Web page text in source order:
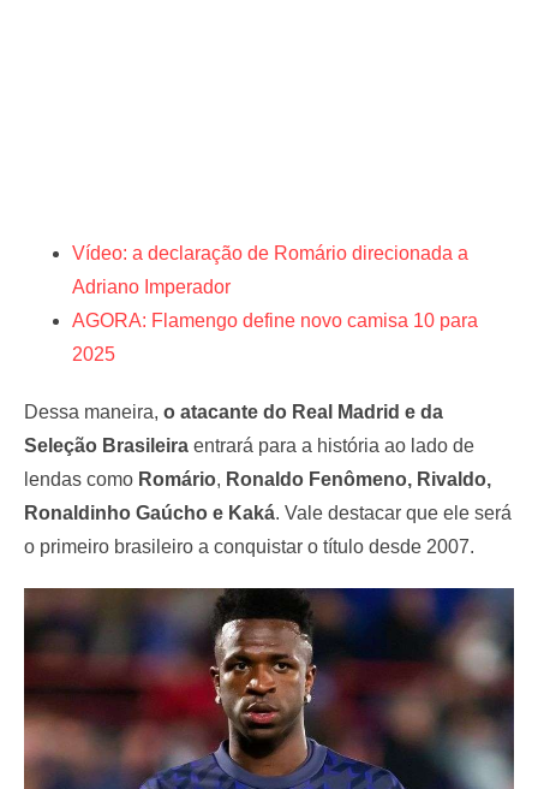
Vídeo: a declaração de Romário direcionada a
Adriano Imperador
AGORA: Flamengo define novo camisa 10 para
2025
Dessa maneira, o atacante do Real Madrid e da
Seleção Brasileira entrará para a história ao lado de
lendas como Romário, Ronaldo Fenômeno, Rivaldo,
Ronaldinho Gaúcho e Kaká. Vale destacar que ele será
o primeiro brasileiro a conquistar o título desde 2007.